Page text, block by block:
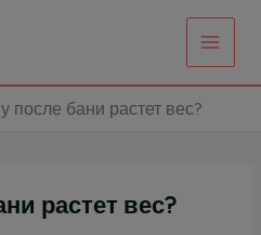
после бани растет вес?
растет вес?